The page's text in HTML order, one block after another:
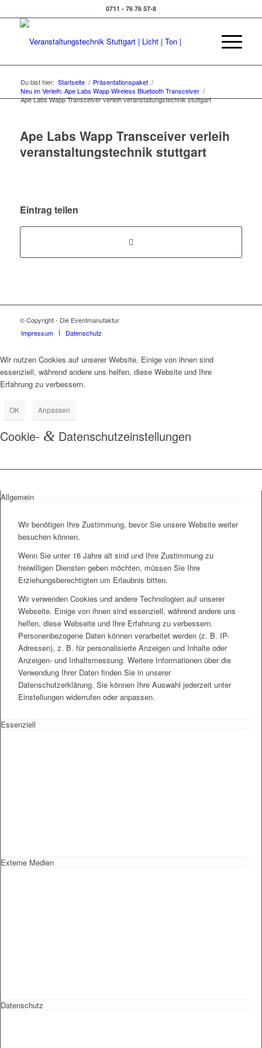
0711 - 76 76 57-8
Du bist hier: Startseite / Präsentationspaket /
Neu im Verleih: Ape Labs Wapp Wireless Bluetooth Transceiver /
Ape Labs Wapp Transceiver verleih veranstaltungstechnik stuttgart
Ape Labs Wapp Transceiver verleih
veranstaltungstechnik stuttgart
Eintrag teilen
© Copyright - Die Eventmanufaktur
Impressum
Datenschutz
Wir nutzen Cookies auf unserer Website. Einige von ihnen sind
essenziell, während andere uns helfen, diese Website und Ihre
Erfahrung zu verbessern.
OK Anpassen
Cookie- & Datenschutzeinstellungen
Allgemein
Wir benötigen Ihre Zustimmung, bevor Sie unsere Website weiter
besuchen können.
Wenn Sie unter 16 Jahre alt sind und Ihre Zustimmung zu
freiwilligen Diensten geben möchten, müssen Sie Ihre
Erziehungsberechtigten um Erlaubnis bitten.
Wir verwenden Cookies und andere Technologien auf unserer
Webseite. Einige von ihnen sind essenziell, während andere uns
helfen, diese Webseite und Ihre Erfahrung zu verbessern.
Personenbezogene Daten können verarbeitet werden (z. B. IP-
Adressen), z. B. für personalisierte Anzeigen und Inhalte oder
Anzeigen- und Inhaltsmessung. Weitere Informationen über die
Verwendung Ihrer Daten finden Sie in unserer
Datenschutzerklärung. Sie können Ihre Auswahl jederzeit unter
Einstellungen widerrufen oder anpassen.
Essenziell
Externe Medien
Datenschutz